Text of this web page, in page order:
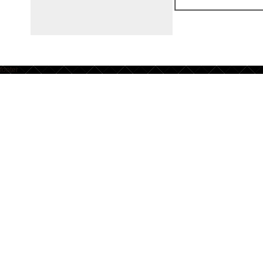
footer